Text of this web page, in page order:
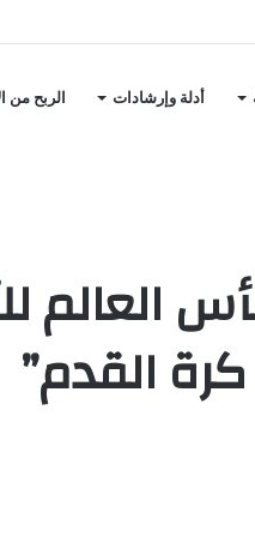
أدلة وإرشادات الربح من
العالم
القدم”